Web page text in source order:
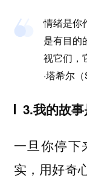
情绪是你
是有目的
视它们
·塔希尔
3.我的故事
一旦你停下
实，用好奇